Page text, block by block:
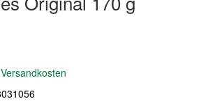
Versandkosten